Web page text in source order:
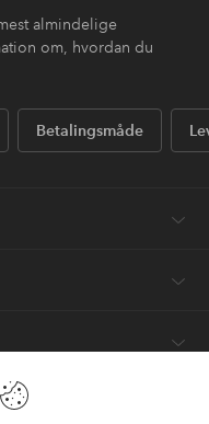
almindelige
om, hvordan du
Betalingsmåde